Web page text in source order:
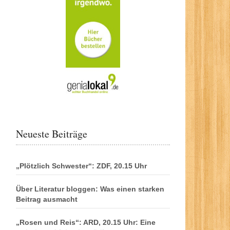
Neueste Beiträge
„Plötzlich Schwester“: ZDF, 20.15 Uhr
Über Literatur bloggen: Was einen starken
Beitrag ausmacht
„Rosen und Reis“: ARD, 20.15 Uhr: Eine